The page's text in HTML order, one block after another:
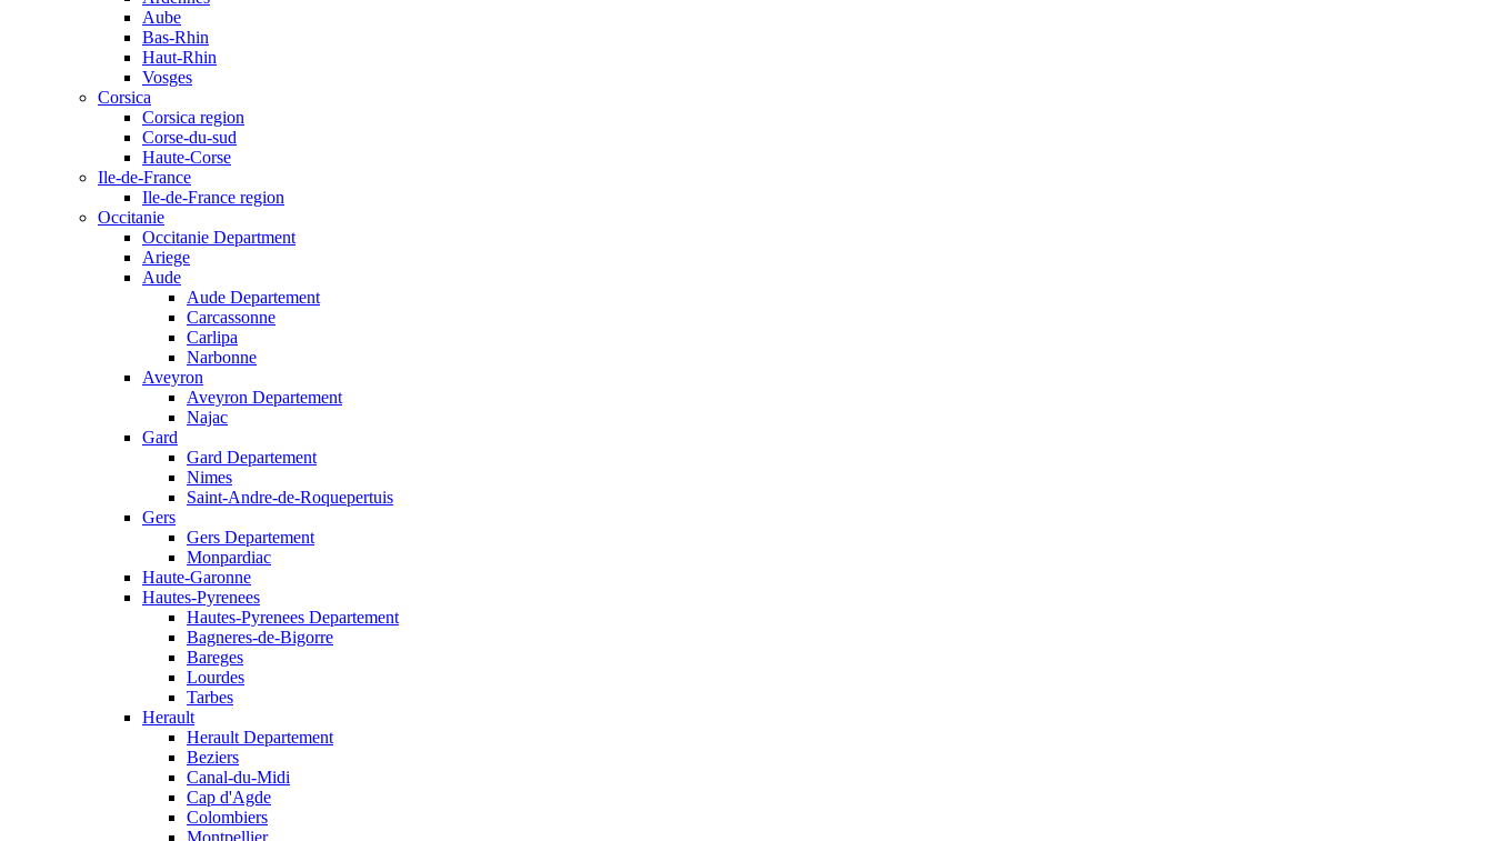
Aube
Bas-Rhin
Haut-Rhin
Vosges
Corsica
Corsica region
Corse-du-sud
Haute-Corse
Ile-de-France
Ile-de-France region
Occitanie
Occitanie Department
Ariege
Aude
Aude Departement
Carcassonne
Carlipa
Narbonne
Aveyron
Aveyron Departement
Najac
Gard
Gard Departement
Nimes
Saint-Andre-de-Roquepertuis
Gers
Gers Departement
Monpardiac
Haute-Garonne
Hautes-Pyrenees
Hautes-Pyrenees Departement
Bagneres-de-Bigorre
Bareges
Lourdes
Tarbes
Herault
Herault Departement
Beziers
Canal-du-Midi
Cap d'Agde
Colombiers
Montpellier